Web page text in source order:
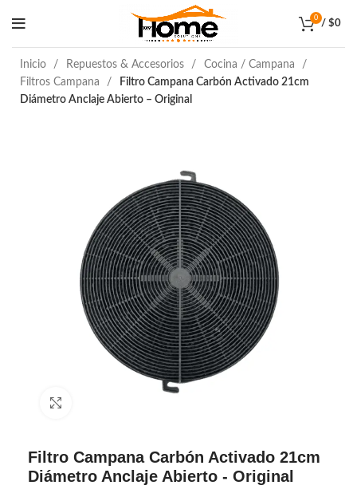
0
/ $0
Inicio Repuestos & Accesorios
Cocina / Campana
Filtros Campana
Filtro Campana Carbón Activado 21cm
Diámetro Anclaje Abierto – Original
Filtro Campana Carbón Activado 21cm
Diámetro Anclaje Abierto - Original